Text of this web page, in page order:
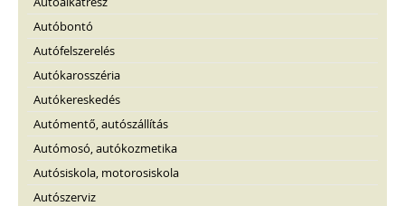
Autóbontó
Autófelszerelés
Autókarosszéria
Autókereskedés
Autómentő, autószállítás
Autómosó, autókozmetika
Autósiskola, motorosiskola
Autószerviz